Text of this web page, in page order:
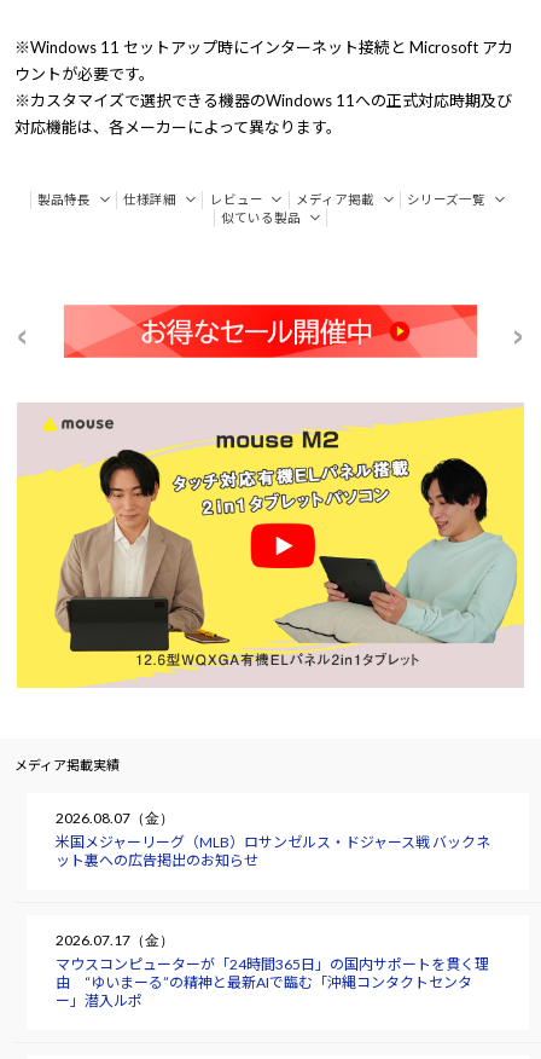
※Windows 11 セットアップ時にインターネット接続と Microsoft アカ
ウントが必要です。
※カスタマイズで選択できる機器のWindows 11への正式対応時期及び
対応機能は、各メーカーによって異なります。
製品特長 仕様詳細 レビュー メディア掲載
シリーズ一覧
似ている製品
メディア掲載実績
2026.08.07（金）
米国メジャーリーグ（MLB）ロサンゼルス・ドジャース戦 バックネ
ット裏への広告掲出のお知らせ
2026.07.17（金）
マウスコンピューターが「24時間365日」の国内サポートを貫く理
由 “ゆいまーる”の精神と最新AIで臨む「沖縄コンタクトセンタ
ー」潜入ルポ